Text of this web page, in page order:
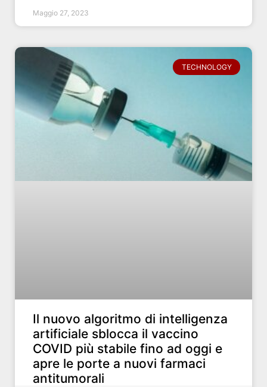
Maggio 27, 2023
TECHNOLOGY
Il nuovo algoritmo di intelligenza
artificiale sblocca il vaccino
COVID più stabile fino ad oggi e
apre le porte a nuovi farmaci
antitumorali